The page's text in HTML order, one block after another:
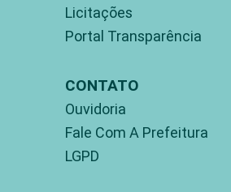
Licitações
Portal Transparência
CONTATO
Ouvidoria
Fale Com A Prefeitura
LGPD